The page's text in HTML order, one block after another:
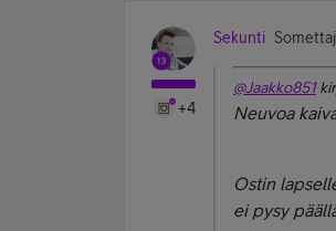
+4
Sekunti
@Jaakko851
Neuvoa
Ostin
ei pysy